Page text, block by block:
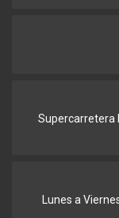
Supercarretera
Lunes a